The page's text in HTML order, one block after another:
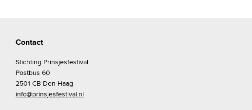
Contact
Stichting Prinsjesfestival
Postbus 60
2501 CB Den Haag
info@prinsjesfestival.nl